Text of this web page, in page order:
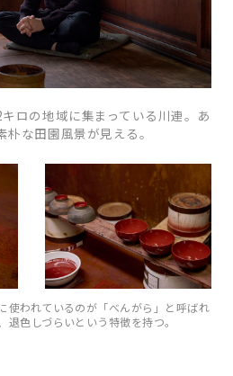
ロの地域に集まっている川連。あ
な田園風景が見える。
使われているのが「べんがら」と呼ばれ
色しづらいという特徴を持つ。